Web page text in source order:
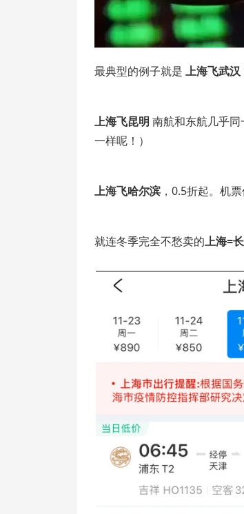
最典型的例子就是 上海飞武汉
上海飞昆明 南航和东航几乎
一样呢！）
上海飞哈尔滨 ，0.5折起。机
就连冬季完全不愁卖的上海=